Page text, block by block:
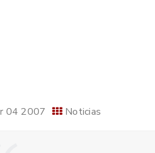
04 2007 Noticias